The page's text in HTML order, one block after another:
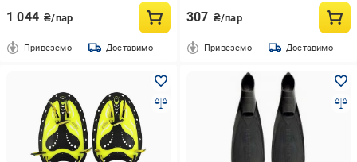
1 044 ₴/пар
Привеземо Доставимо
307 ₴/пар
Привеземо Доставимо